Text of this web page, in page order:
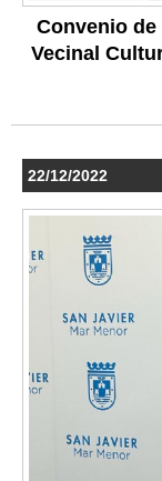
Convenio
Vecinal
22/12/2022